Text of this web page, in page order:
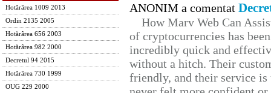
Hotărârea 1009 2013
Ordin 2135 2005
Hotărârea 656 2003
Hotărârea 982 2000
Decretul 94 2015
Hotărârea 730 1999
OUG 229 2000
ANONIM a comentat
How Marv Web Can
of cryptocurrencies has
incredibly quick and
without a hitch. Their
friendly, and their service